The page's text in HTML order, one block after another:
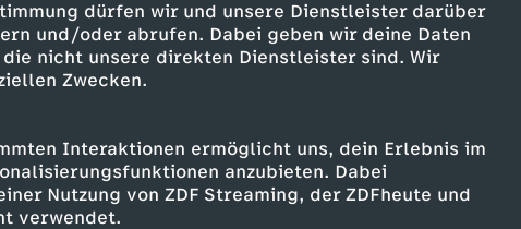
dürfen wir und unsere Dienstleister darüber
und/oder abrufen. Dabei geben wir deine Daten
nicht unsere direkten Dienstleister sind. Wir
Zwecken.
Interaktionen ermöglicht uns, dein Erlebnis im
anzubieten. Dabei
Nutzung von ZDF Streaming, der ZDFheute und
verwendet.
"FASHION logistics" im Münsterland.
damit beschäftigt, die Artikel
zu versetzen. Dafür werden sie
Die A-Ware wird gleich wieder original
in den Onlineshop. Die anderen
aufgearbeitet und kommen in Outlet-
So müssen nur zwei Prozent